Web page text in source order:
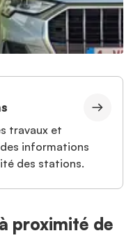
travaux et
informations
des stations.
proximité de